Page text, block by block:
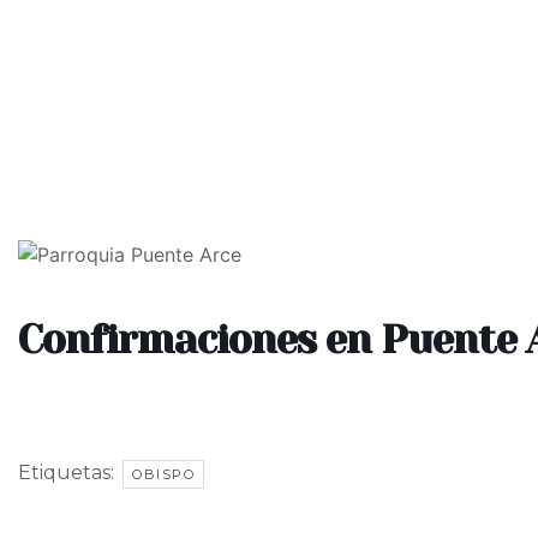
Confirmaciones en Puente
Etiquetas: OBISPO